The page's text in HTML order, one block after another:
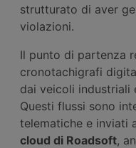
strutturato di aver
violazioni.
Il punto di partenza
cronotachigrafi
dai veicoli industriali
Questi flussi sono
telematiche e inviati
cloud di Roadsoft,